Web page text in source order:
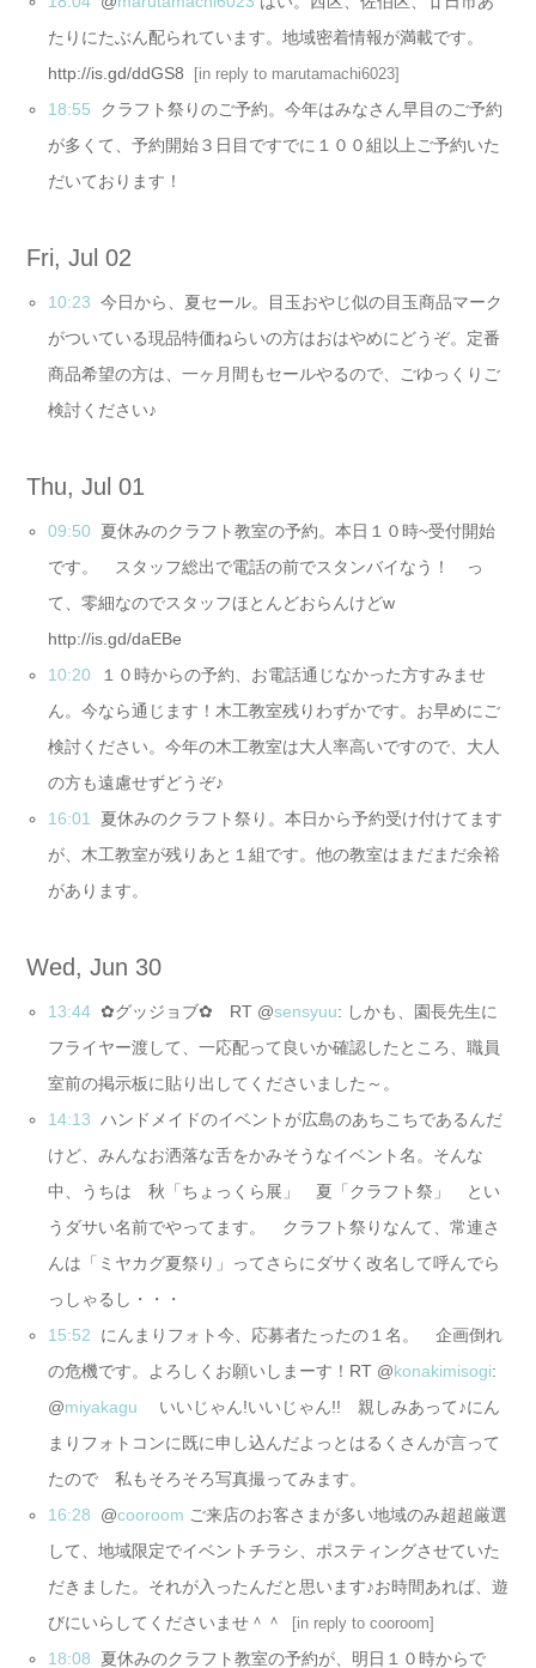
たりにたぶん配られています。地域密着情報が満載です。
http://is.gd/ddGS8 [in reply to marutamachi6023]
18:55
クラフト祭りのご予約。今年はみなさん早目のご予約
が多くて、予約開始３日目ですでに１００組以上ご予約いた
だいております！
Fri, Jul 02
10:23 今日から、夏セール。目玉おやじ似の目玉商品マーク
がついている現品特価ねらいの方はおはやめにどうぞ。定番
商品希望の方は、一ヶ月間もセールやるので、ごゆっくりご
検討ください♪
Thu, Jul 01
09:50
夏休みのクラフト教室の予約。本日１０時~受付開始
です。 スタッフ総出で電話の前でスタンバイなう！ っ
て、零細なのでスタッフほとんどおらんけどw
http://is.gd/daEBe
10:20
１０時からの予約、お電話通じなかった方すみませ
ん。今なら通じます！木工教室残りわずかです。お早めにご
検討ください。今年の木工教室は大人率高いですので、大人
の方も遠慮せずどうぞ♪
16:01
夏休みのクラフト祭り。本日から予約受け付けてます
が、木工教室が残りあと１組です。他の教室はまだまだ余裕
があります。
Wed, Jun 30
13:44 ✿グッジョブ✿ RT @sensyuu: しかも、園長先生に
フライヤー渡して、一応配って良いか確認したところ、職員
室前の掲示板に貼り出してくださいました～。
14:13 ハンドメイドのイベントが広島のあちこちであるんだ
けど、みんなお洒落な舌をかみそうなイベント名。そんな
中、うちは 秋「ちょっくら展」 夏「クラフト祭」 とい
うダサい名前でやってます。 クラフト祭りなんて、常連さ
んは「ミヤカグ夏祭り」ってさらにダサく改名して呼んでら
っしゃるし・・・
15:52
にんまりフォト今、応募者たったの１名。 企画倒れ
の危機です。よろしくお願いしまーす！RT @konakimisogi:
@miyakagu いいじゃん!いいじゃん!! 親しみあって♪にん
まりフォトコンに既に申し込んだよっとはるくさんが言って
たので 私もそろそろ写真撮ってみます。
16:28
@cooroom ご来店のお客さまが多い地域のみ超超厳選
して、地域限定でイベントチラシ、ポスティングさせていた
だきました。それが入ったんだと思います♪お時間あれば、遊
びにいらしてくださいませ＾＾
[in reply to cooroom]
18:08 夏休みのクラフト教室の予約が、明日１０時からで